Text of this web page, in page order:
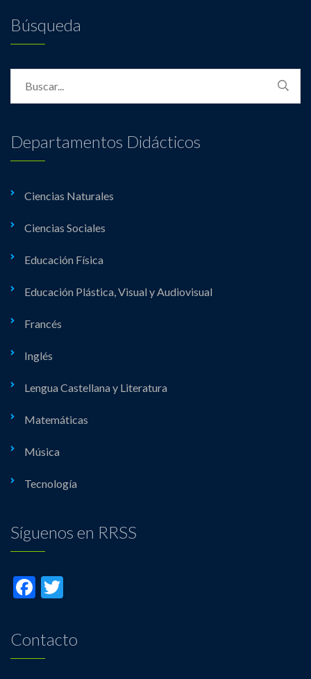
Búsqueda
Departamentos Didácticos
Ciencias Naturales
Ciencias Sociales
Educación Física
Educación Plástica, Visual y Audiovisual
Francés
Inglés
Lengua Castellana y Literatura
Matemáticas
Música
Tecnología
Síguenos en RRSS
Facebook
Contacto